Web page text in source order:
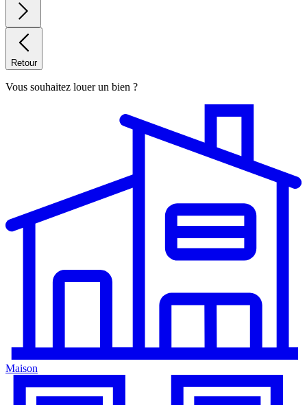
Retour
Vous souhaitez louer un bien ?
Maison